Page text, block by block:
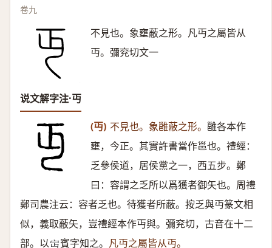
卷九
不見也。象壅蔽之形。凡丏之屬皆从
丏。彌兖切文一
说文解字注·丏
(丏) 不見也。象雝蔽之形。 雝各本作
壅，今正。其實許書當作邕也。禮經：
乏參侯道，居侯黨之一，西五步。鄭
曰：容謂之乏所以爲獲者御矢也。周禮
鄭司農注云：容者乏也。待獲者所蔽。按乏與丏篆文相
似，義取蔽矢，豈禮經本作丏與。彌兖切，古音在十二
部。以
賓字知之。 凡丏之屬皆从丏。